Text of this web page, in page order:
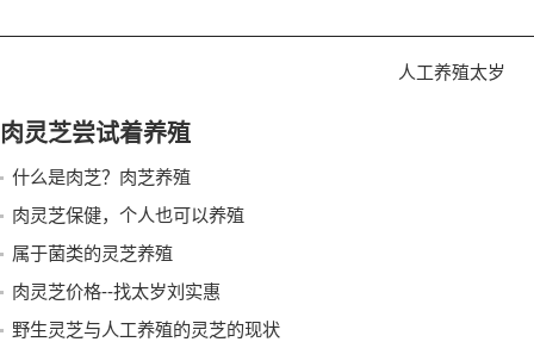
人工养殖太岁
肉灵芝尝试着养殖
什么是肉芝？肉芝养殖
肉灵芝保健，个人也可以养殖
属于菌类的灵芝养殖
肉灵芝价格--找太岁刘实惠
野生灵芝与人工养殖的灵芝的现状